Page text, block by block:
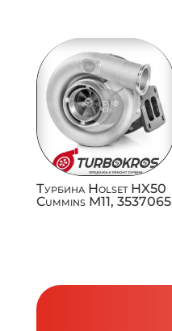
Турбина Holset HX50
Cummins M11, 3537065